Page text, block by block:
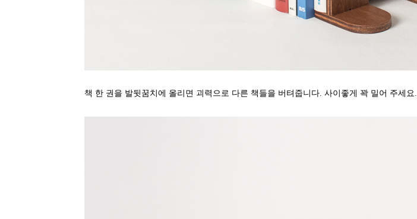
책 한 권을 발뒷꿈치에 올리면 괴력으로 다른 책들을 버텨줍니다. 사이좋게 꽉 밀어 주세요.